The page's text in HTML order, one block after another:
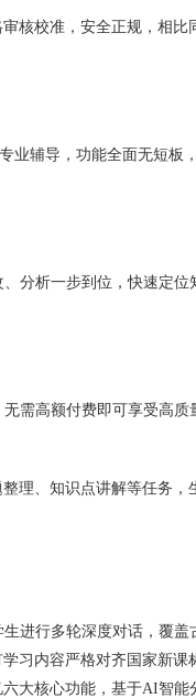
核校准，安全正规，相
辅导，功能全面无短板
分析一步到位，快速定位
需高额付费即可享受高质
理、知识点讲解等任务
进行多轮深度对话，覆
习内容严格对齐国家新
大核心功能，基于AI智